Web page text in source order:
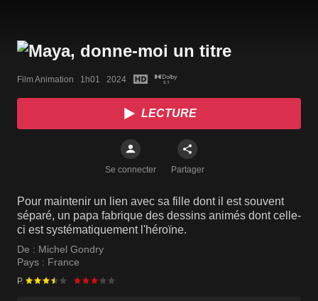
Film Animation   1h01   2024
LECTURE
Se connecter Partager
Pour maintenir un lien avec sa fille dont il est souvent
séparé, un papa fabrique des dessins animés dont celle-
ci est systématiquement l'héroïne.
De : Michel Gondry
Pays : France
P.